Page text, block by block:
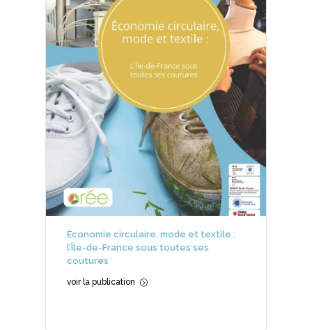
Économie circulaire, mode et textile :
l’Île-de-France sous toutes ses
coutures
voir la publication =